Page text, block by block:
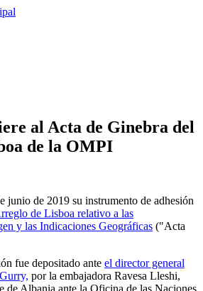
al Acta de Ginebra del
de la OMPI
junio de 2019 su instrumento de adhesión
de Lisboa relativo a las
y las Indicaciones Geográficas ("Acta
fue depositado ante el director general
por la embajadora Ravesa Lleshi,
de Albania ante la Oficina de las Naciones